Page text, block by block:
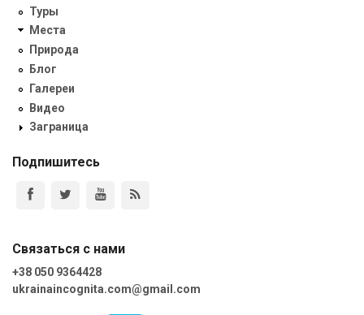
Туры
Места
Природа
Блог
Галереи
Видео
Заграница
Подпишитесь
Связаться с нами
+38 050 9364428
ukrainaincognita.com@gmail.com